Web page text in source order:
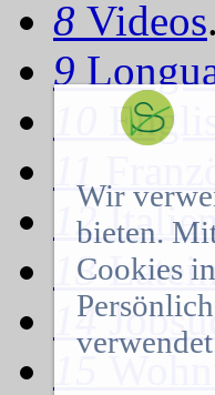
8 Videos.
9
12
13Latein
14
Wir
bieten.
Cookies